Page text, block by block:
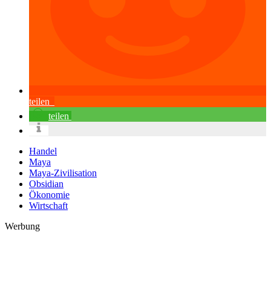
teilen
teilen
Handel
Maya
Maya-Zivilisation
Obsidian
Ökonomie
Wirtschaft
Werbung